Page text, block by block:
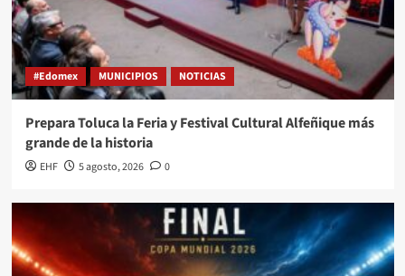
#Edomex MUNICIPIOS NOTICIAS
Prepara Toluca la Feria y Festival Cultural Alfeñique más
grande de la historia
EHF 5 agosto, 2026 0